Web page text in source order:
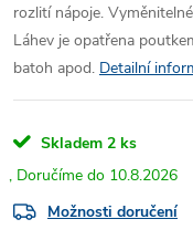
rozlití nápoje.
Láhev je opatřena
batoh apod. Detailní
Skladem 2 ks
10.8.2026
Možnosti doručení